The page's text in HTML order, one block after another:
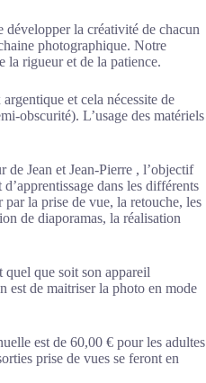
développer la créativité de chacun
photographique. Notre
la rigueur et de la patience.
et cela nécessite de
obscurité). L’usage des matériels
de Jean et Jean-Pierre , l’objectif
d’apprentissage dans les différents
la prise de vue, la retouche, les
de diaporamas, la réalisation
quel que soit son appareil
est de maitriser la photo en mode
est de 60,00 € pour les adultes
prise de vues se feront en